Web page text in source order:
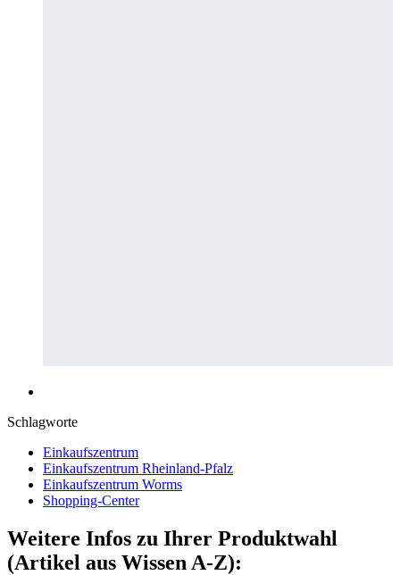
Schlagworte
Einkaufszentrum
Einkaufszentrum Rheinland-Pfalz
Einkaufszentrum Worms
Shopping-Center
Weitere Infos zu Ihrer Produktwahl
(Artikel aus Wissen A-Z):